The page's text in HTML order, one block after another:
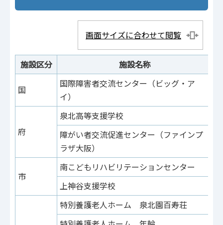
画面サイズに合わせて閲覧
施設区分 施設名称
国
国際障害者交流センター（ビッグ・ア
イ）
府
泉北高等支援学校
障がい者交流促進センター（ファインプ
ラザ大阪）
市
南こどもリハビリテーションセンター
上神谷支援学校
特別養護老人ホーム 泉北園百寿荘